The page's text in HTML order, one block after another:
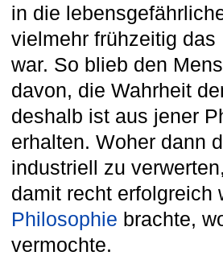
in die
vielmehr frühzeitig
war. So blieb den
davon, die Wahrheit
deshalb ist aus jener
erhalten. Woher dann
industriell zu
damit recht erfolgreich
Philosophie brachte,
vermochte.